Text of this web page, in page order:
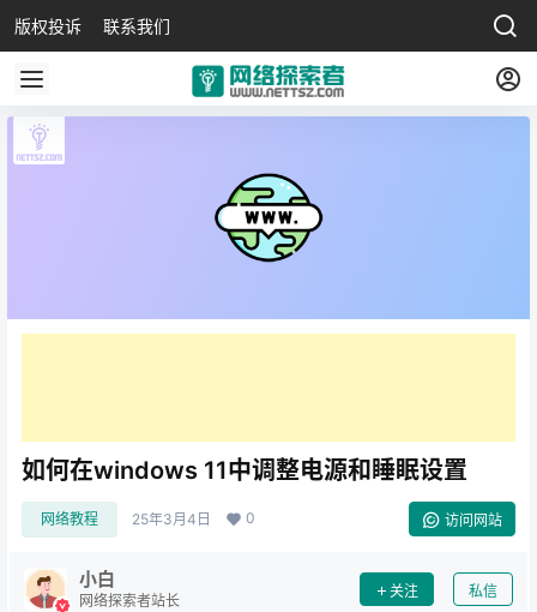
版权投诉 联系我们
如何在windows 11中调整电源和睡眠设置
网络教程 25年3月4日 0 访问网站
小白
网络探索者站长
关注 私信